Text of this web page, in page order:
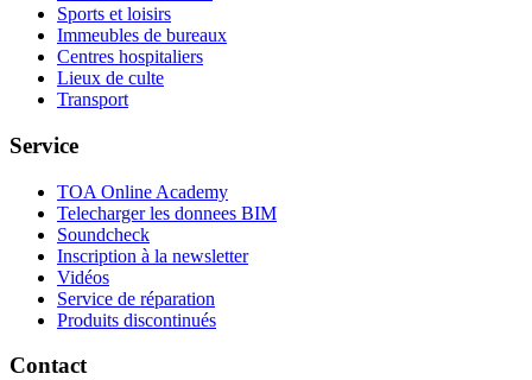
Sports et loisirs
Immeubles de bureaux
Centres hospitaliers
Lieux de culte
Transport
Service
TOA Online Academy
Telecharger les donnees BIM
Soundcheck
Inscription à la newsletter
Vidéos
Service de réparation
Produits discontinués
Contact